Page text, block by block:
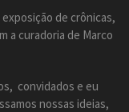
de crônicas,
a curadoria de Marco
convidados e eu
nossas ideias,